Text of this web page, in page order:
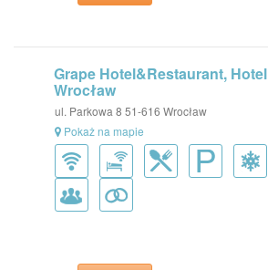
Grape Hotel&Restaurant, Hotel
Wrocław
ul. Parkowa 8 51-616 Wrocław
Pokaż na mapie